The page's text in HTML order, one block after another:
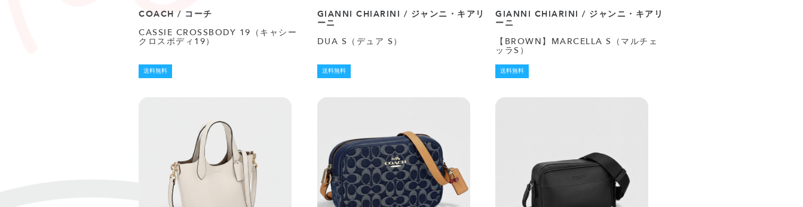
COACH / コーチ
CASSIE CROSSBODY 19（キャシー
クロスボディ19）
送料無料
GIANNI CHIARINI / ジャンニ・キアリ
ーニ
DUA S（デュア S）
送料無料
GIANNI CHIARINI / ジャンニ・キアリ
ーニ
【BROWN】MARCELLA S（マルチェ
ッラS）
送料無料